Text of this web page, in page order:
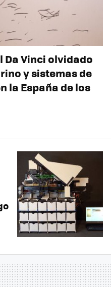
Da Vinci olvidado
y sistemas de
la España de los